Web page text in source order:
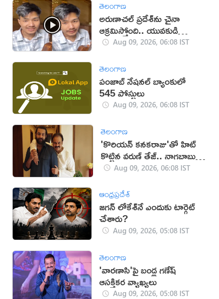
తెలంగాణ
అరుణాచల్‌ ప్రదేశ్‌ను చైనా
ఆక్రమిస్తోంది.. యువకుడి
వీడియో వైరల్
Aug 09, 2026, 06:08 IST
తెలంగాణ
పంజాబ్ నేషనల్ బ్యాంకులో
545 పోస్టులు
Aug 09, 2026, 06:08 IST
తెలంగాణ
'కొరియన్ కనకరాజు'తో హిట్
కొట్టిన వరుణ్ తేజ్.. నాగబాబు
ఎమోషనల్ పోస్ట్
Aug 09, 2026, 06:08 IST
ఆంధ్రప్రదేశ్
జగన్ లోకేశ్‌నే ఎందుకు టార్గెట్
చేశారు?
Aug 09, 2026, 05:08 IST
తెలంగాణ
'వారణాసి'పై బండ్ల గణేష్
ఆసక్తికర వ్యాఖ్యలు
Aug 09, 2026, 05:08 IST